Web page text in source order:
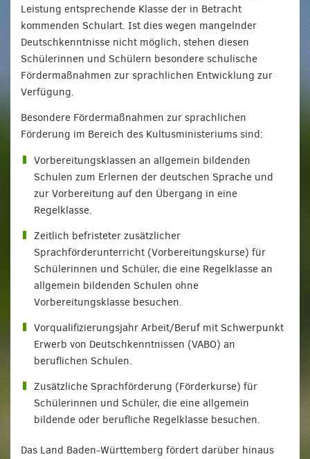
Leistung entsprechende Klasse der in Betracht
kommenden Schulart. Ist dies wegen mangelnder
Deutschkenntnisse nicht möglich, stehen diesen
Schülerinnen und Schülern besondere schulische
Fördermaßnahmen zur sprachlichen Entwicklung zur
Verfügung.
Besondere Fördermaßnahmen zur sprachlichen
Förderung im Bereich des Kultusministeriums sind:
Vorbereitungsklassen an allgemein bildenden
Schulen zum Erlernen der deutschen Sprache und
zur Vorbereitung auf den Übergang in eine
Regelklasse.
Zeitlich befristeter zusätzlicher
Sprachförderunterricht (Vorbereitungskurse) für
Schülerinnen und Schüler, die eine Regelklasse an
allgemein bildenden Schulen ohne
Vorbereitungsklasse besuchen.
Vorqualifizierungsjahr Arbeit/Beruf mit Schwerpunkt
Erwerb von Deutschkenntnissen (VABO) an
beruflichen Schulen.
Zusätzliche Sprachförderung (Förderkurse) für
Schülerinnen und Schüler, die eine allgemein
bildende oder berufliche Regelklasse besuchen.
Das Land Baden-Württemberg fördert darüber hinaus